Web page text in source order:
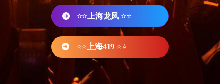
⭐⭐ 上海龙凤 ⭐⭐
⭐⭐ 上海419 ⭐⭐